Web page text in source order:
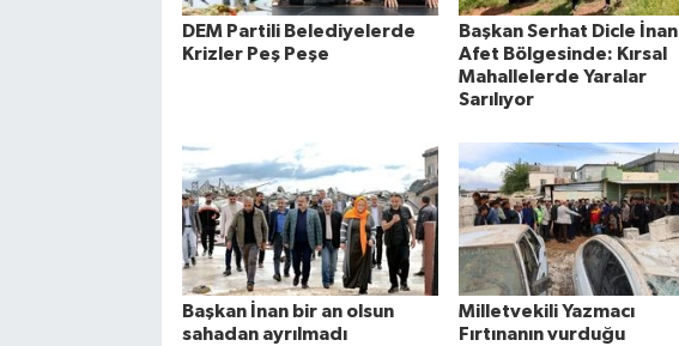
DEM Partili Belediyelerde
Krizler Peş Peşe
Başkan Serhat Dicle İnan
Afet Bölgesinde: Kırsal
Mahallelerde Yaralar
Sarılıyor
Başkan İnan bir an olsun
sahadan ayrılmadı
Milletvekili Yazmacı
Fırtınanın vurduğu